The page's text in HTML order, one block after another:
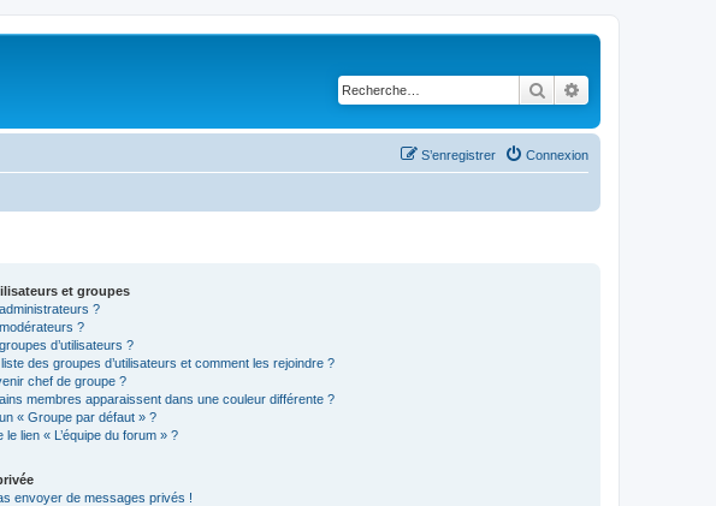
Rechercher
Connexion
S’enregistrer
et groupes
?
?
d’utilisateurs ?
des groupes d’utilisateurs et comment les rejoindre ?
chef de groupe ?
membres apparaissent dans une couleur différente ?
« Groupe par défaut » ?
le lien « L’équipe du forum » ?
envoyer de messages privés !